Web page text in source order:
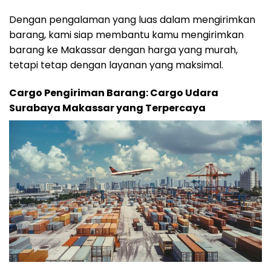
Dengan pengalaman yang luas dalam mengirimkan
barang, kami siap membantu kamu mengirimkan
barang ke Makassar dengan harga yang murah,
tetapi tetap dengan layanan yang maksimal.
Cargo Pengiriman Barang: Cargo Udara
Surabaya Makassar yang Terpercaya